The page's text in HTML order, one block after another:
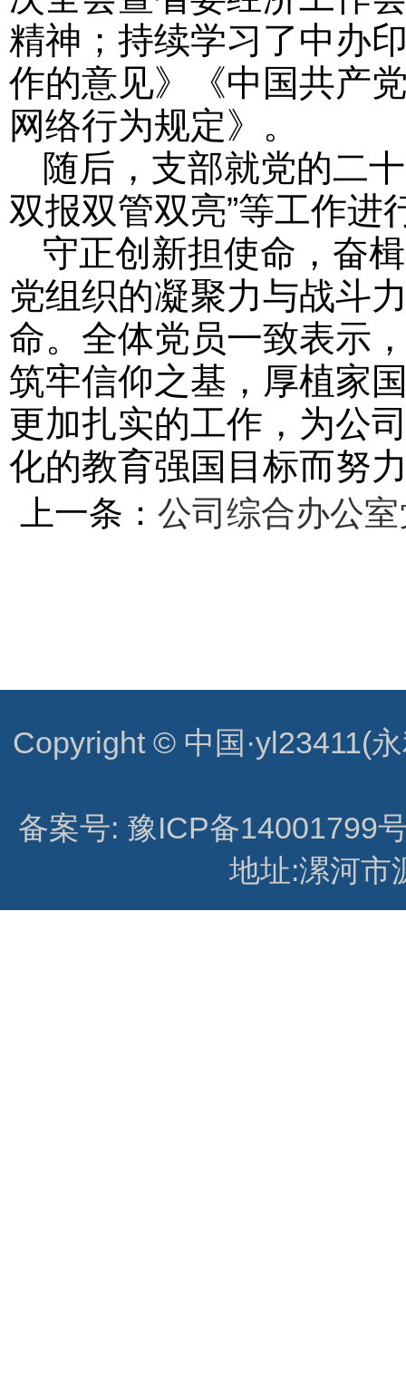
精神；持续学习了中办
作的意见》《中国共产
网络行为规定》。
随后，支部就党的二
双报双管双亮”等工作进
守正创新担使命，奋
党组织的凝聚力与战斗
命。全体党员一致表示
筑牢信仰之基，厚植家
更加扎实的工作，为公
化的教育强国目标而努
上一条： 公司综合办公
Copyright © 中国·yl23411(
备案号: 豫ICP备14001799
地址:漯河市